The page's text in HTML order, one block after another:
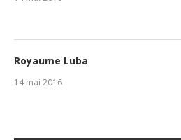
Royaume Luba
14 mai 2016